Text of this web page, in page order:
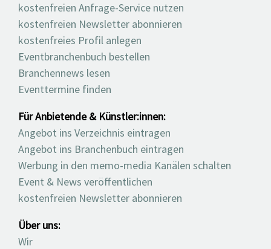
kostenfreien Anfrage-Service nutzen
kostenfreien Newsletter abonnieren
kostenfreies Profil anlegen
Eventbranchenbuch bestellen
Branchennews lesen
Eventtermine finden
Für Anbietende & Künstler:innen:
Angebot ins Verzeichnis eintragen
Angebot ins Branchenbuch eintragen
Werbung in den memo-media Kanälen schalten
Event & News veröffentlichen
kostenfreien Newsletter abonnieren
Über uns:
Wir